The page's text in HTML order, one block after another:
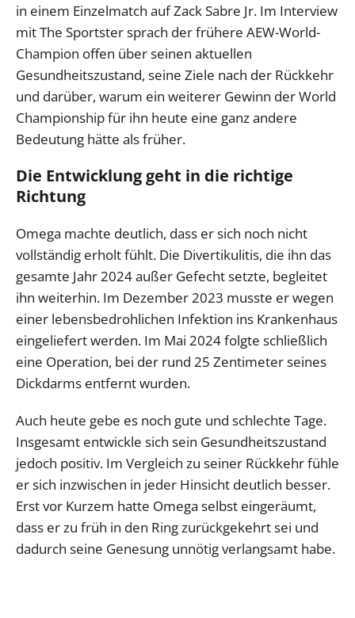
in einem Einzelmatch auf Zack Sabre Jr. Im Interview
mit The Sportster sprach der frühere AEW-World-
Champion offen über seinen aktuellen
Gesundheitszustand, seine Ziele nach der Rückkehr
und darüber, warum ein weiterer Gewinn der World
Championship für ihn heute eine ganz andere
Bedeutung hätte als früher.
Die Entwicklung geht in die richtige
Richtung
Omega machte deutlich, dass er sich noch nicht
vollständig erholt fühlt. Die Divertikulitis, die ihn das
gesamte Jahr 2024 außer Gefecht setzte, begleitet
ihn weiterhin. Im Dezember 2023 musste er wegen
einer lebensbedrohlichen Infektion ins Krankenhaus
eingeliefert werden. Im Mai 2024 folgte schließlich
eine Operation, bei der rund 25 Zentimeter seines
Dickdarms entfernt wurden.
Auch heute gebe es noch gute und schlechte Tage.
Insgesamt entwickle sich sein Gesundheitszustand
jedoch positiv. Im Vergleich zu seiner Rückkehr fühle
er sich inzwischen in jeder Hinsicht deutlich besser.
Erst vor Kurzem hatte Omega selbst eingeräumt,
dass er zu früh in den Ring zurückgekehrt sei und
dadurch seine Genesung unnötig verlangsamt habe.